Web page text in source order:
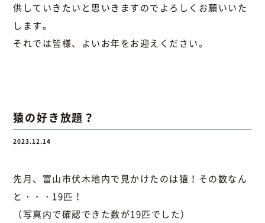
供していきたいと思いきますのでよろしくお願いいた
します。
それでは皆様、よいお年をお迎えください。
猿の好き放題？
2023.12.14
先月、富山市伏木地内で見かけたのは猿！その数なん
と・・・19匹！
（写真内で確認できた数が19匹でした）